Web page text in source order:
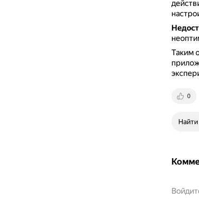
Таким
0